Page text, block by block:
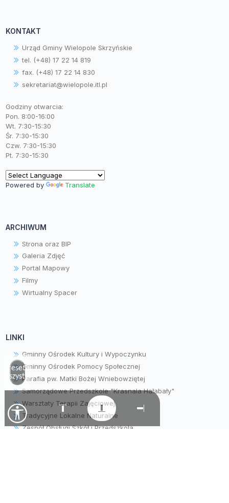
KONTAKT
Urząd Gminy Wielopole Skrzyńskie
tel. (+48) 17 22 14 819
fax. (+48) 17 22 14 830
sekretariat@wielopole.itl.pl
Godziny otwarcia:
Pon. 8:00-16:00
Wt. 7:30-15:30
Śr. 7:30-15:30
Czw. 7:30-15:30
Pt. 7:30-15:30
Powered by Translate
ARCHIWUM
Strona oraz BIP
Galeria Zdjęć
Portal Mapowy
Filmy
Wirtualny Spacer
LINKI
Gminny Ośrodek Kultury i Wypoczynku
Gminny Ośrodek Pomocy Społecznej
Parafia pw. Matki Bożej Wniebowziętej
Samorządowe Przedszkole "Krasnala Hałabały"
Warsztaty Terapii Zajęciowej
Tradycyjne Lokalne Naturalne
Zespół Obsługi Szkół i Przedszkola
Zresetuj
wszystko